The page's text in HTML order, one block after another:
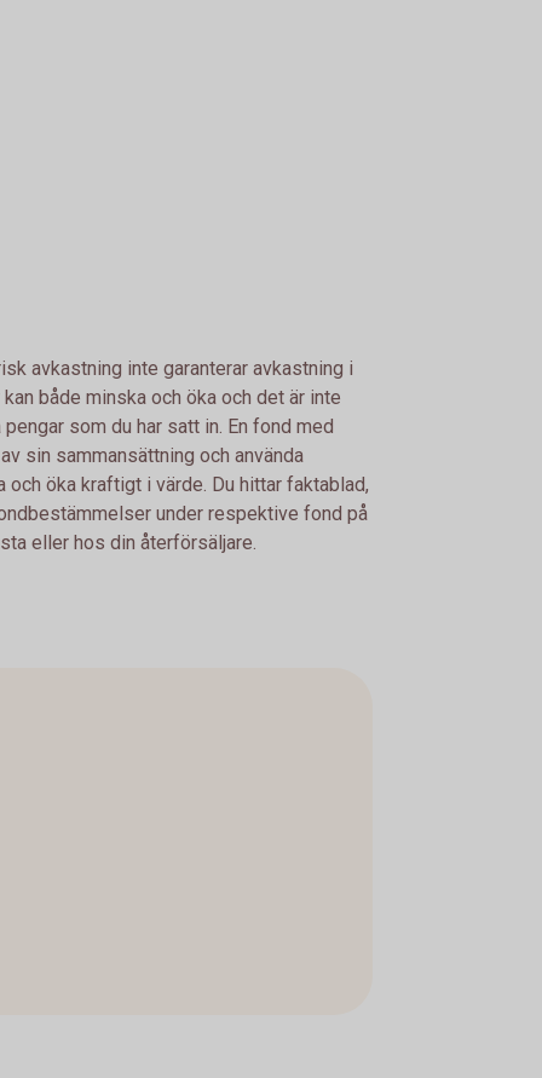
avkastning inte garanterar avkastning i
både minska och öka och det är inte
som du har satt in. En fond med
sin sammansättning och använda
öka kraftigt i värde. Du hittar faktablad,
under respektive fond på
eller hos din återförsäljare.